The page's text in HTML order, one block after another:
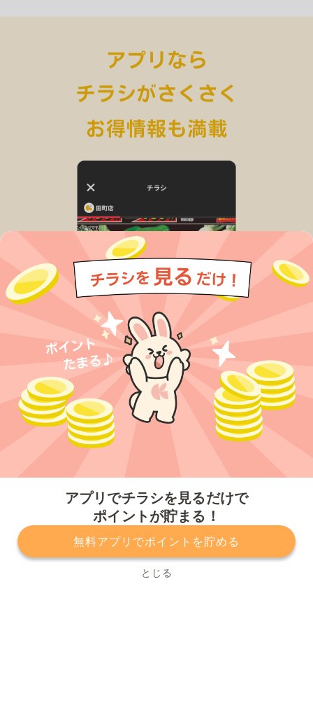
アプリでチラシを見るだけで
ポイントが貯まる！
無料アプリでポイントを貯める
とじる
プライバシーポリシー 利用規約
運営会社
サービスに関してのお問い合わせ